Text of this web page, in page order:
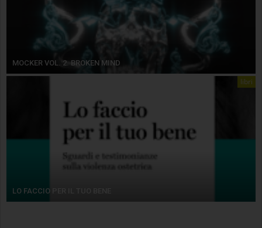
MOCKER VOL. 2. BROKEN MIND
libri
LO FACCIO PER IL TUO BENE